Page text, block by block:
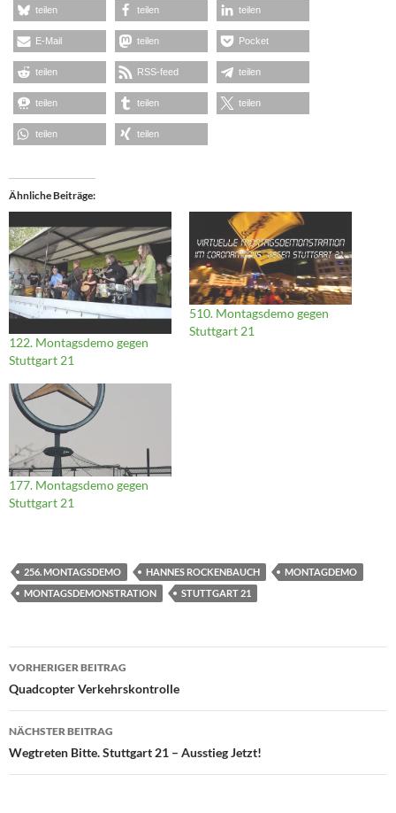
teilen teilen teilen
E-Mail teilen Pocket
teilen RSS-feed teilen
teilen teilen teilen
teilen teilen
Ähnliche Beiträge
122. Montagsdemo gegen
Stuttgart 21
510. Montagsdemo gegen
Stuttgart 21
177. Montagsdemo gegen
Stuttgart 21
256. MONTAGSDEMO HANNES ROCKENBAUCH
MONTAGDEMO
MONTAGSDEMONSTRATION
STUTTGART 21
Beitragsnavigation
VORHERIGER BEITRAG
Quadcopter Verkehrskontrolle
NÄCHSTER BEITRAG
Wegtreten Bitte. Stuttgart 21 – Ausstieg Jetzt!